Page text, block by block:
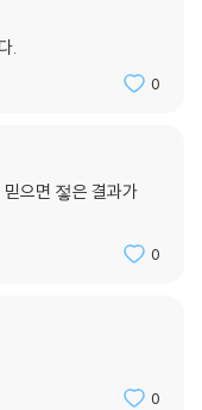
.
0
믿으면 젛은 결과가
0
0